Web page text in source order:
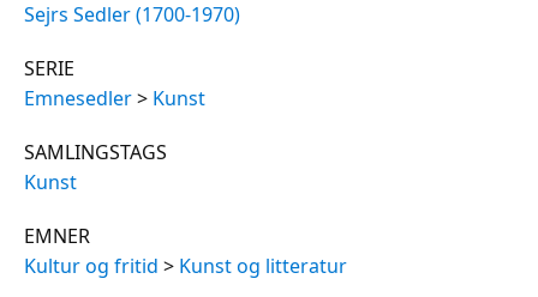
Sejrs Sedler (1700-1970)
SERIE
Emnesedler> Kunst
SAMLINGSTAGS
Kunst
EMNER
Kultur og fritid > Kunst og litteratur